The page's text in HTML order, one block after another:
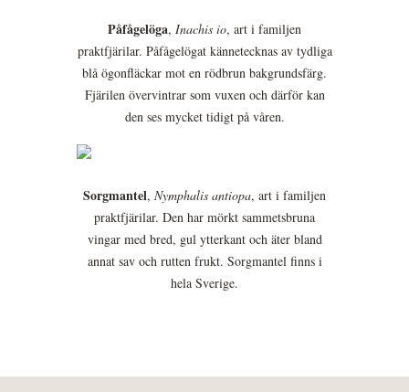
Påfågelöga, Inachis io, art i familjen
praktfjärilar. Påfågelögat kännetecknas av tydliga
blå ögonfläckar mot en rödbrun bakgrundsfärg.
Fjärilen övervintrar som vuxen och därför kan
den ses mycket tidigt på våren.
Sorgmantel, Nymphalis antiopa, art i familjen
praktfjärilar. Den har mörkt sammetsbruna
vingar med bred, gul ytterkant och äter bland
annat sav och rutten frukt. Sorgmantel finns i
hela Sverige.